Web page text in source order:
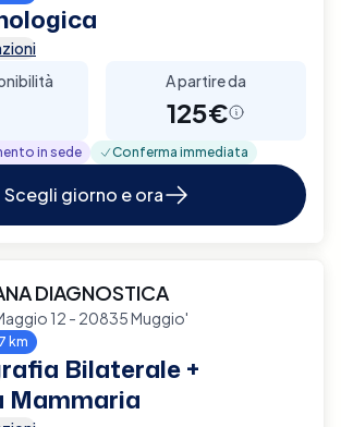
A partire da
125€
in sede Conferma immediata
Scegli giorno e ora
DIAGNOSTICA
12 - 20835 Muggio'
km
Bilaterale +
Mammaria